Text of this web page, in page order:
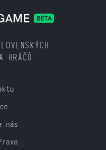
HRÁČŮ
nás